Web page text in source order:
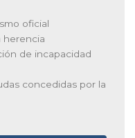
oficial
herencia
de incapacidad
concedidas por la